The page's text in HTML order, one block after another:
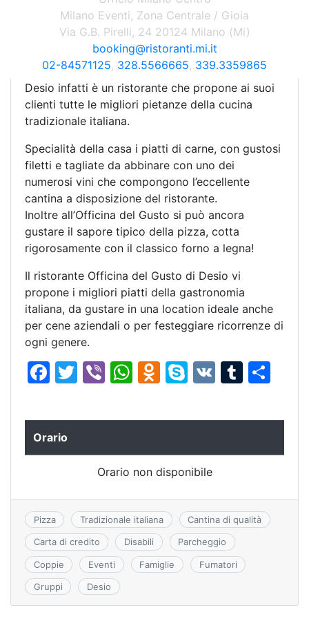
elegante dehor.
Il termine “officina” rende proprio bene l’idea di
un luogo dove si “fabbricano” e si “preparano”
piatti e sapori particolari. L’Officina del Gusto di
Desio infatti è un ristorante che propone ai suoi
clienti tutte le migliori pietanze della cucina
tradizionale italiana.
Specialità della casa i piatti di carne, con gustosi
filetti e tagliate da abbinare con uno dei
numerosi vini che compongono l’eccellente
cantina a disposizione del ristorante.
Inoltre all’Officina del Gusto si può ancora
gustare il sapore tipico della pizza, cotta
rigorosamente con il classico forno a legna!
Il ristorante Officina del Gusto di Desio vi
propone i migliori piatti della gastronomia
italiana, da gustare in una location ideale anche
per cene aziendali o per festeggiare ricorrenze di
ogni genere.
F
c
e
b
o
k
T
itt
Vi
er
W
at
A
p
p
O
n
kl
a
s
s
ni
ki
S
y
e
V
T
m
r
n
vi
Orario
Orario non disponibile
Pizza Tradizionale italiana Cantina di qualità
Carta di credito Disabili Parcheggio
Coppie Eventi Famiglie Fumatori
Gruppi Desio
Milano Eventi, Zona Centrale / Gioia
Via G.B. Pirelli, 24 20124 Milano (Mi)
booking@ristoranti.mi.it
02-84571125, 328.5566665, 339.3359865